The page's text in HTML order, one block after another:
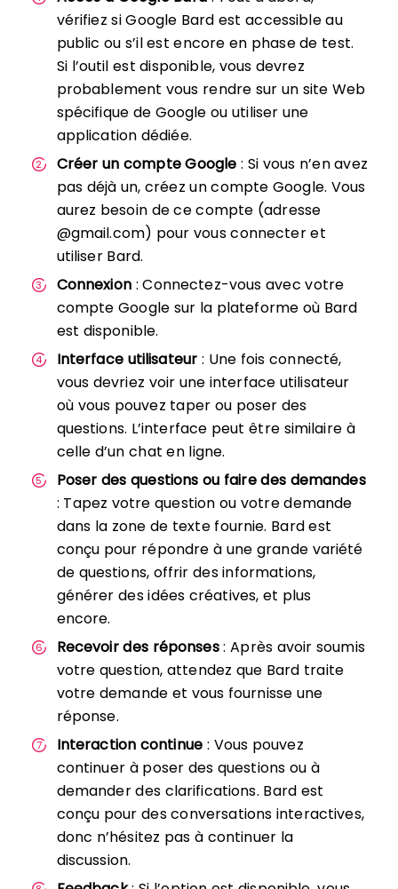
vérifiez si Google Bard est accessible au
public ou s’il est encore en phase de test.
Si l’outil est disponible, vous devrez
probablement vous rendre sur un site Web
spécifique de Google ou utiliser une
application dédiée.
Créer un compte Google : Si vous n’en avez
pas déjà un, créez un compte Google. Vous
aurez besoin de ce compte (adresse
@gmail.com) pour vous connecter et
utiliser Bard.
Connexion: Connectez-vous avec votre
compte Google sur la plateforme où Bard
est disponible.
Interface utilisateur : Une fois connecté,
vous devriez voir une interface utilisateur
où vous pouvez taper ou poser des
questions. L’interface peut être similaire à
celle d’un chat en ligne.
Poser des questions ou faire des demandes
: Tapez votre question ou votre demande
dans la zone de texte fournie. Bard est
conçu pour répondre à une grande variété
de questions, offrir des informations,
générer des idées créatives, et plus
encore.
Recevoir des réponses: Après avoir soumis
votre question, attendez que Bard traite
votre demande et vous fournisse une
réponse.
Interaction continue : Vous pouvez
continuer à poser des questions ou à
demander des clarifications. Bard est
conçu pour des conversations interactives,
donc n’hésitez pas à continuer la
discussion.